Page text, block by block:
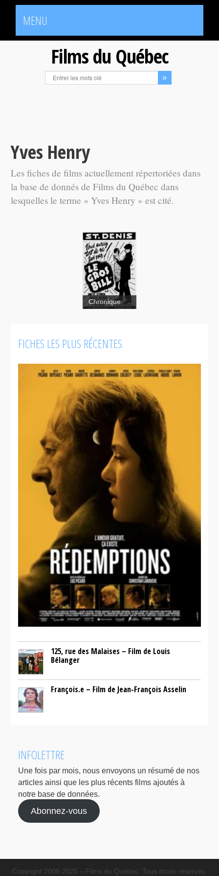
MENU
Films du Québec
Yves Henry
Les fiches de films actuellement répertoriées dans
la base de donnés de Films du Québec dans
lesquelles le terme « Yves Henry » est cité.
Le
gros Bill
Chronique
FICHES LES PLUS RÉCENTES
125, rue des Malaises – Film de Louis
Bélanger
François.e – Film de Jean-François Asselin
INFOLETTRE
Une fois par mois, nous envoyons un résumé de nos
articles ainsi que les plus récents films ajoutés à
notre base de données.
Abonnez-vous
Copyright 2008-2025 – Films du Québec. Tous droits réservés.